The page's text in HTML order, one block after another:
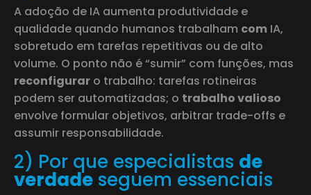
A adoção de IA aumenta produtividade e
qualidade quando humanos trabalham com IA,
sobretudo em tarefas repetitivas ou de alto
volume. O ponto não é “sumir” com funções, mas
reconfigurar o trabalho: tarefas rotineiras
podem ser automatizadas; o trabalho valioso
envolve formular objetivos, arbitrar trade-offs e
assumir responsabilidade.
2) Por que especialistas de
verdade seguem essenciais